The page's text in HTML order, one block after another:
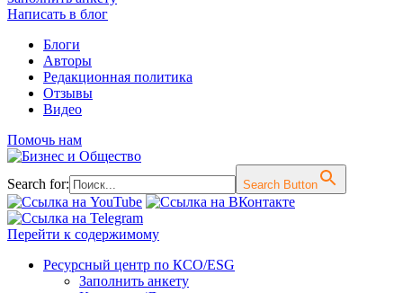
Написать в блог
Блоги
Авторы
Редакционная политика
Отзывы
Видео
Помочь нам
Search for: Search Button
Перейти к содержимому
Ресурсный центр по КСО/ESG
Заполнить анкету